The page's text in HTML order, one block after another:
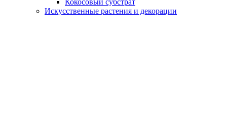
Искусственные растения и декорации